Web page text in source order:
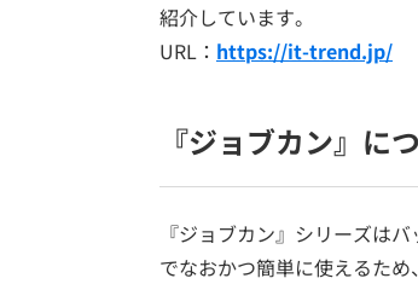
紹介しています。
URL： https://it-trend.jp/
『ジョブカン』に
『ジョブカン』シリーズは
でなおかつ簡単に使えるた